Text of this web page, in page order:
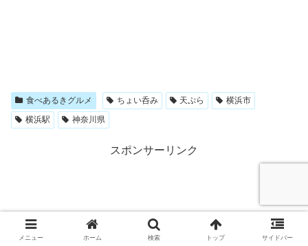
食べあるきグルメ ちょい呑み 天ぷら
横浜市
横浜駅
神奈川県
スポンサーリンク
メニュー ホーム 検索 トップ サイドバー